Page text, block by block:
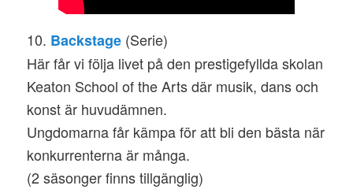
10. Backstage (Serie)
Här får vi följa livet på den prestigefyllda skolan
Keaton School of the Arts där musik, dans och
konst är huvudämnen.
Ungdomarna får kämpa för att bli den bästa när
konkurrenterna är många.
(2 säsonger finns tillgänglig)